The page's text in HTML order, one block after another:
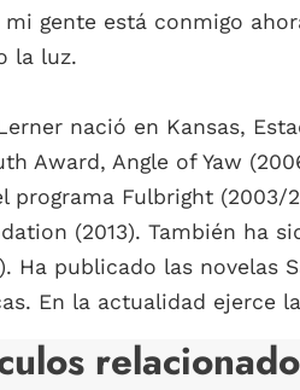
mi gente está conmigo
la luz.
nació en Kansas,
Award, Angle of Yaw
programa Fulbright (2003/
(2013). También ha
Ha publicado las novelas
En la actualidad ejerce